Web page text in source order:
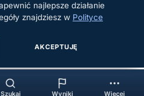
zastrzeżone.
najlepsze działanie
znajdziesz w Polityce
AKCEPTUJĘ
Szukaj Wyniki Więcej